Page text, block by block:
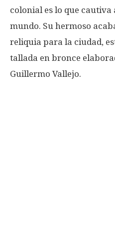
colonial es lo que cautiva
mundo. Su hermoso
reliquia para la ciudad,
tallada en bronce
Guillermo Vallejo.